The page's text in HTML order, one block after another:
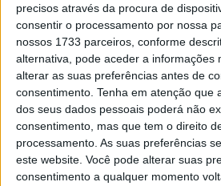
precisos através da procura de
consentir o processamento por nossa
nossos 1733 parceiros, conforme
alternativa, pode aceder a informações
alterar as suas preferências antes de
consentimento. Tenha em atenção que
dos seus dados pessoais poderá não
consentimento, mas que tem o direito
processamento. As suas preferências
este website. Você pode alterar suas
consentimento a qualquer momento
paralelo da Kawasaki está melhor
Sentimos efetivamente o
principalmente quando circulamos
velocidades mais reduzidas,
dócil e capaz de aceitar muito
baixas rotações. Isto deve-se não
cilindrada, mas também a um
apesar de ter perdido potência
disponibilidade permite que o